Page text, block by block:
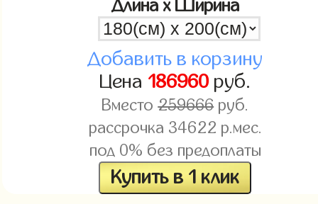
Длина x Ширина
Добавить в корзину
Цена 186960руб.
Вместо259666руб.
рассрочка 34622 р.мес.
под 0% без предоплаты
Купить в 1 клик